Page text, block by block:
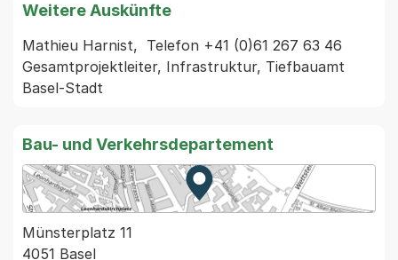
Weitere Auskünfte
Mathieu Harnist,  Telefon +41 (0)61 267 63 46
Gesamtprojektleiter, Infrastruktur, Tiefbauamt
Basel-Stadt
Bau- und Verkehrsdepartement
Zur Karte von MapBS.
Externer Link, wird in einem
Münsterplatz 11
4051 Basel